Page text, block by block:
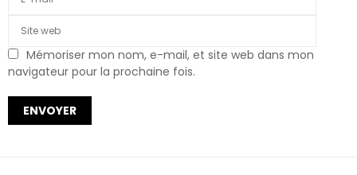
Mémoriser mon nom, e-mail, et site web dans mon
navigateur pour la prochaine fois.